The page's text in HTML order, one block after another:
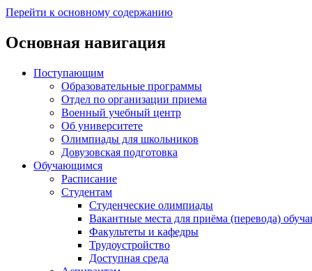
Перейти к основному содержанию
Основная навигация
Поступающим
Образовательные программы
Отдел по организации приема
Военный учебный центр
Об университете
Олимпиады для школьников
Довузовская подготовка
Обучающимся
Расписание
Студентам
Студенческие олимпиады
Вакантные места для приёма (перевода)
Факультеты и кафедры
Трудоустройство
Доступная среда